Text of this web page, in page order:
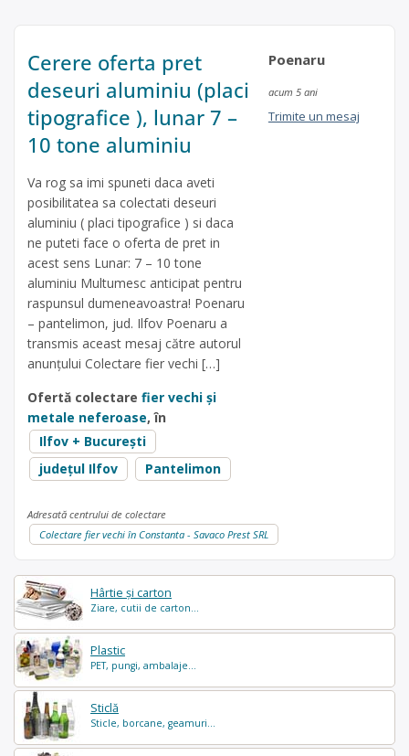
Hârtie și carton
Ziare, cutii de carton...
Plastic
PET, pungi, ambalaje...
Sticlă
Sticle, borcane, geamuri...
Cerere oferta pret
deseuri aluminiu (placi
tipografice ), lunar 7 –
10 tone aluminiu
Va rog sa imi spuneti daca aveti
posibilitatea sa colectati deseuri
aluminiu ( placi tipografice ) si daca
ne puteti face o oferta de pret in
acest sens Lunar: 7 – 10 tone
aluminiu Multumesc anticipat pentru
raspunsul dumeneavoastra! Poenaru
– pantelimon, jud. Ilfov Poenaru a
transmis aceast mesaj către autorul
anunțului Colectare fier vechi […]
Ofertă colectare fier vechi și
metale neferoase, în
Ilfov + București
județul Ilfov
Pantelimon
Poenaru
acum 5 ani
Trimite un mesaj
Adresată centrului de colectare
Colectare fier vechi în Constanta - Savaco Prest SRL